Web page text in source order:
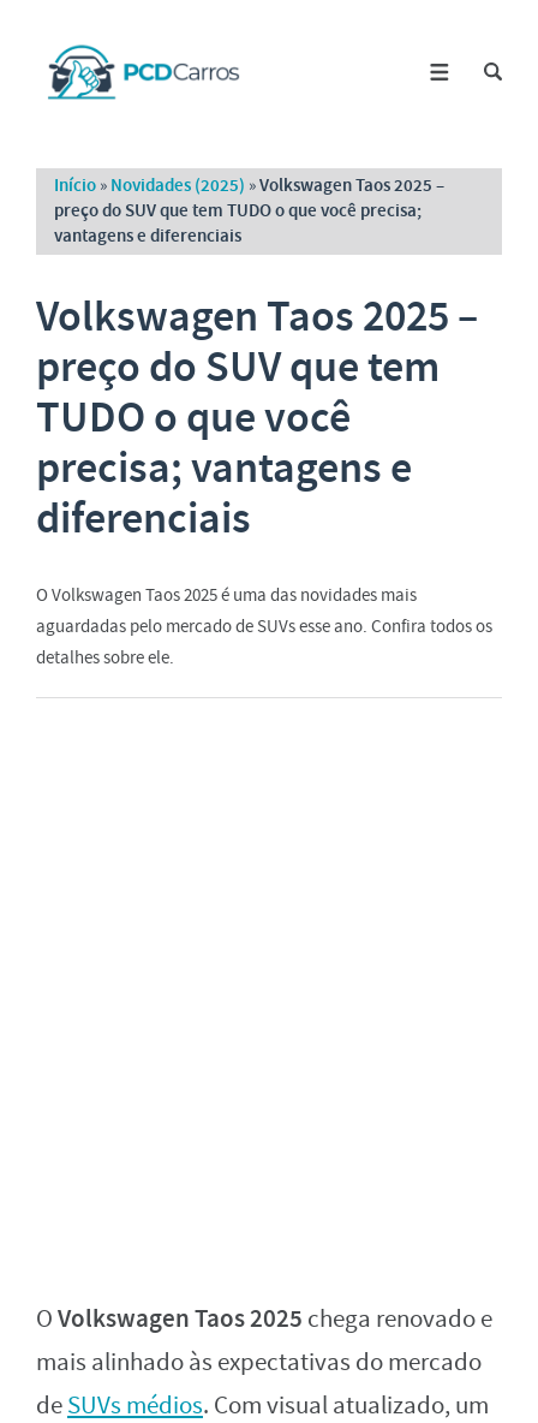
Início » Novidades (2025) »Volkswagen Taos 2025 –
preço do SUV que tem TUDO o que você precisa;
vantagens e diferenciais
Volkswagen Taos 2025 –
preço do SUV que tem
TUDO o que você
precisa; vantagens e
diferenciais
O Volkswagen Taos 2025 é uma das novidades mais
aguardadas pelo mercado de SUVs esse ano. Confira todos os
detalhes sobre ele.
OVolkswagen Taos 2025 chega renovado e
mais alinhado às expectativas do mercado
deSUVs médios. Com visual atualizado, um